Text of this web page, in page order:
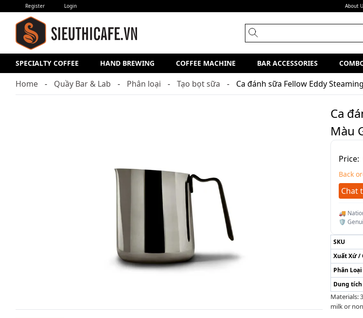
Register Login About
SPECIALTY COFFEE HAND BREWING COFFEE MACHINE BAR ACCESSORIES
Home Quầy Bar & Lab Phân loại Tạo bọt sữa Ca đánh sữa Fellow Eddy
Ca
Màu
Price:
Back
Chat
🚚
🛡️
SKU
Xuất Xứ /
Phân
Dung tích
Materials:
milk or